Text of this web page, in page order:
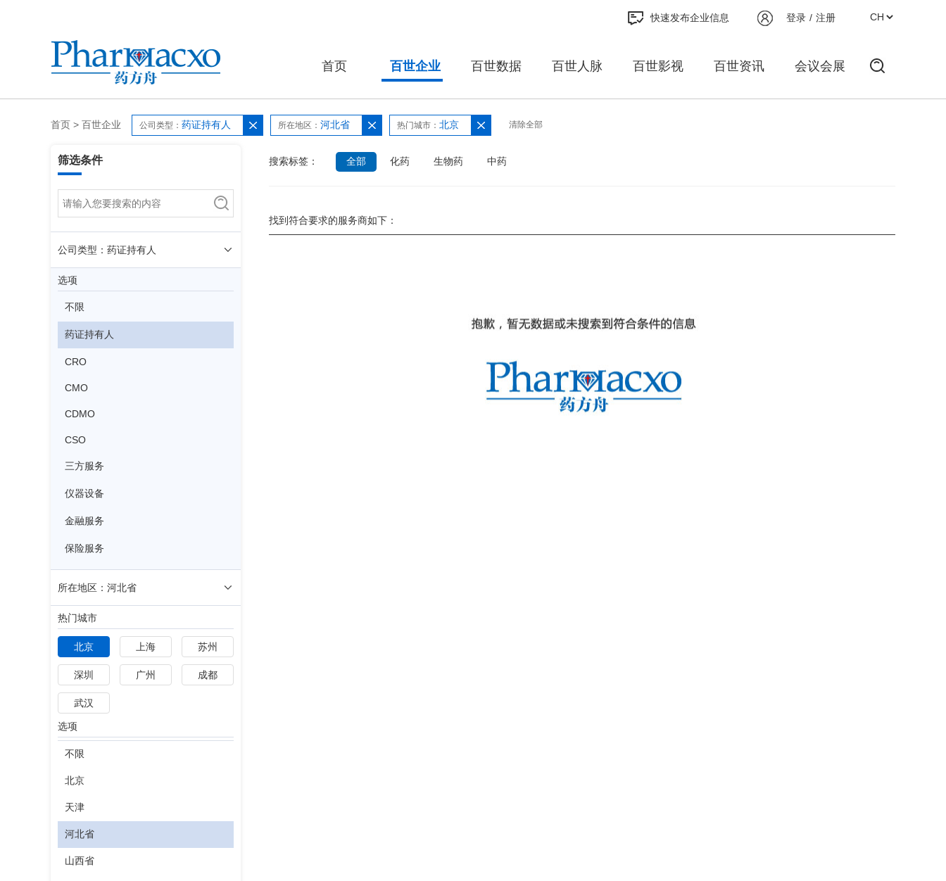
登录 / 注册
快速发布企业信息
首页 百世企业 百世数据 百世人脉 百世影视 百世资讯 会议会展
首页 > 百世企业 公司类型： 药证持有人 所在地区： 河北省 热门城市： 北京 清除全部
筛选条件
公司类型：药证持有人
选项
不限
药证持有人
CRO
CMO
CDMO
CSO
三方服务
仪器设备
金融服务
保险服务
所在地区：河北省
热门城市
北京 上海 苏州
深圳 广州 成都
武汉
选项
不限
北京
天津
河北省
山西省
搜索标签： 全部 化药 生物药 中药
找到符合要求的服务商如下：